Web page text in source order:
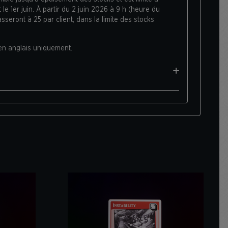
le 1er juin. À partir du 2 juin 2026 à 9 h (heure du
à 25 par client, dans la limite des stocks
anglais uniquement.